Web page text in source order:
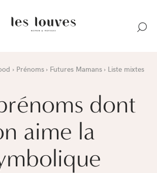
Prénoms Futures Mamans Liste mixtes
dont
aime la